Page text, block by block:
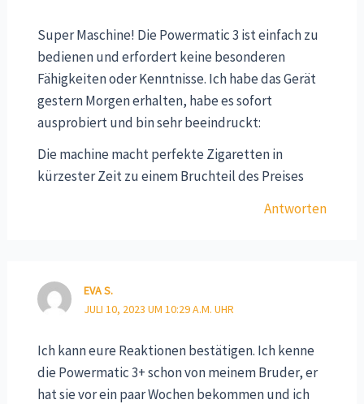
Super Maschine! Die Powermatic 3 ist einfach zu
bedienen und erfordert keine besonderen
Fähigkeiten oder Kenntnisse. Ich habe das Gerät
gestern Morgen erhalten, habe es sofort
ausprobiert und bin sehr beeindruckt:
Die machine macht perfekte Zigaretten in
kürzester Zeit zu einem Bruchteil des Preises
Antworten
EVA S.
JULI 10, 2023 UM 10:29 A.M. UHR
Ich kann eure Reaktionen bestätigen. Ich kenne
die Powermatic 3+ schon von meinem Bruder, er
hat sie vor ein paar Wochen bekommen und ich